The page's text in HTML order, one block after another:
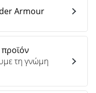
προϊόν
τη γνώμη
Armour